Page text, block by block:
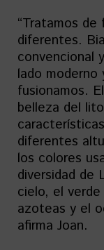
“Tratamos
diferentes.
convencional
lado
fusionamos.
belleza del
diferentes
los colores
diversidad de
cielo, el
azoteas y el
afirma Joan.